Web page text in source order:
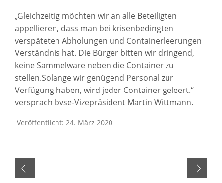
„Gleichzeitig möchten wir an alle Beteiligten
appellieren, dass man bei krisenbedingten
verspäteten Abholungen und Containerleerungen
Verständnis hat. Die Bürger bitten wir dringend,
keine Sammelware neben die Container zu
stellen.Solange wir genügend Personal zur
Verfügung haben, wird jeder Container geleert.“
versprach bvse-Vizepräsident Martin Wittmann.
Veröffentlicht: 24. März 2020